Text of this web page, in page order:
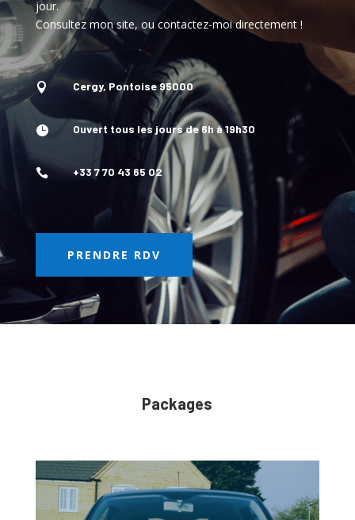
jour.
Consultez mon site, ou contactez-moi directement !
 Cergy, Pontoise 95000
 Ouvert tous les jours de 6h à 19h30
 +33 7 70 43 65 02
PRENDRE RDV
Packages